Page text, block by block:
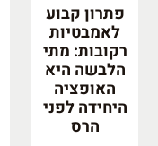
פתרון קבוע
לאמבטיות
רקובות: מתי
הלבשה היא
האופציה
היחידה לפני
הרס